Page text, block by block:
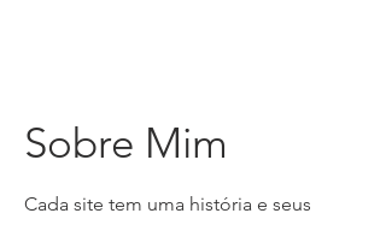
​Cada site tem uma história e seus
Sobre Mim